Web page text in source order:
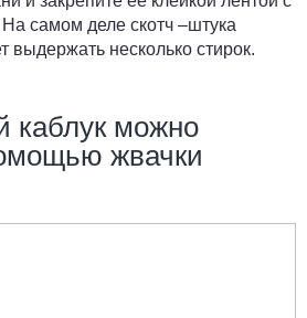
самом деле скотч –штука
выдержать несколько стирок.
каблук можно
жвачки